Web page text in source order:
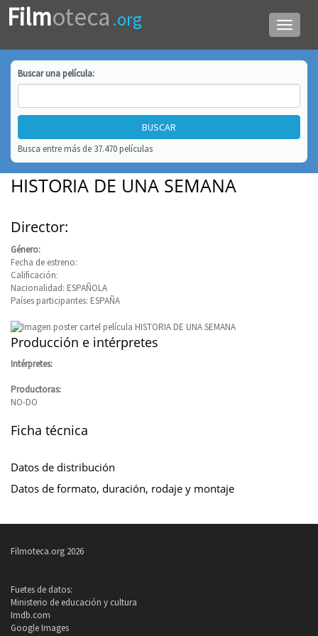
Menú
de
Filmoteca .org
Buscar unapelícula:
Busca entre más de 37.470 películas
HISTORIA DE UNA SEMANA
Director:
Género:
Fecha de estreno:
Calificación:
Nacionalidad: ESPAÑOLA
Países participantes: ESPAÑA
Producción e intérpretes
Intérpretes:
Productoras:
NO-DO
Ficha técnica
Datos de distribución
Datos de formato, duración, rodaje y montaje
Filmoteca.org 2026
Fuetes de datos:
Ministerio de educación y cultura
Imdb.com
Google Images